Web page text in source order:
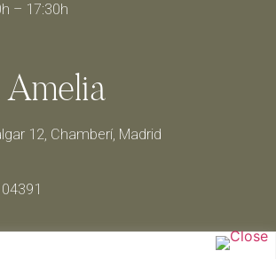
– 17:30h
12, Chamberí, Madrid